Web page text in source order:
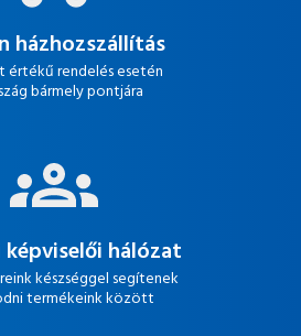
házhozszállítás
értékű rendelés esetén
bármely pontjára
hálózat
készséggel segítenek
termékeink között